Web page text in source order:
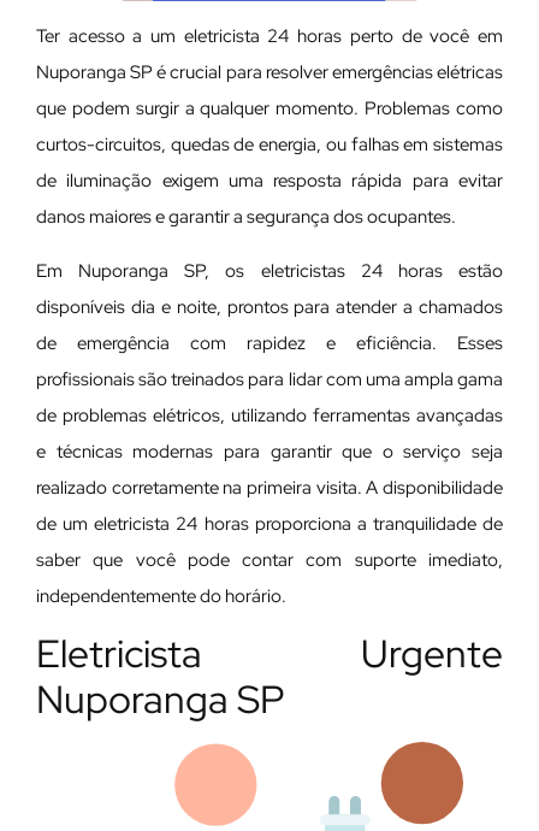
Ter acesso a um eletricista 24 horas perto de você em
Nuporanga SP é crucial para resolver emergências elétricas
que podem surgir a qualquer momento. Problemas como
curtos-circuitos, quedas de energia, ou falhas em sistemas
de iluminação exigem uma resposta rápida para evitar
danos maiores e garantir a segurança dos ocupantes.
Em Nuporanga SP, os eletricistas 24 horas estão
disponíveis dia e noite, prontos para atender a chamados
de emergência com rapidez e eficiência. Esses
profissionais são treinados para lidar com uma ampla gama
de problemas elétricos, utilizando ferramentas avançadas
e técnicas modernas para garantir que o serviço seja
realizado corretamente na primeira visita. A disponibilidade
de um eletricista 24 horas proporciona a tranquilidade de
saber que você pode contar com suporte imediato,
independentemente do horário.
Eletricista Urgente
Nuporanga SP